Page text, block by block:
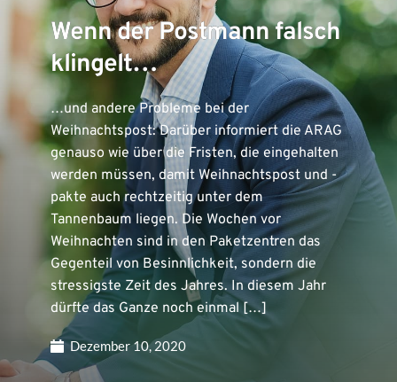
Wenn der Postmann falsch
klingelt…
…und andere Probleme bei der
Weihnachtspost: Darüber informiert die ARAG
genauso wie über die Fristen, die eingehalten
werden müssen, damit Weihnachtspost und -
pakte auch rechtzeitig unter dem
Tannenbaum liegen. Die Wochen vor
Weihnachten sind in den Paketzentren das
Gegenteil von Besinnlichkeit, sondern die
stressigste Zeit des Jahres. In diesem Jahr
dürfte das Ganze noch einmal […]
Dezember 10, 2020